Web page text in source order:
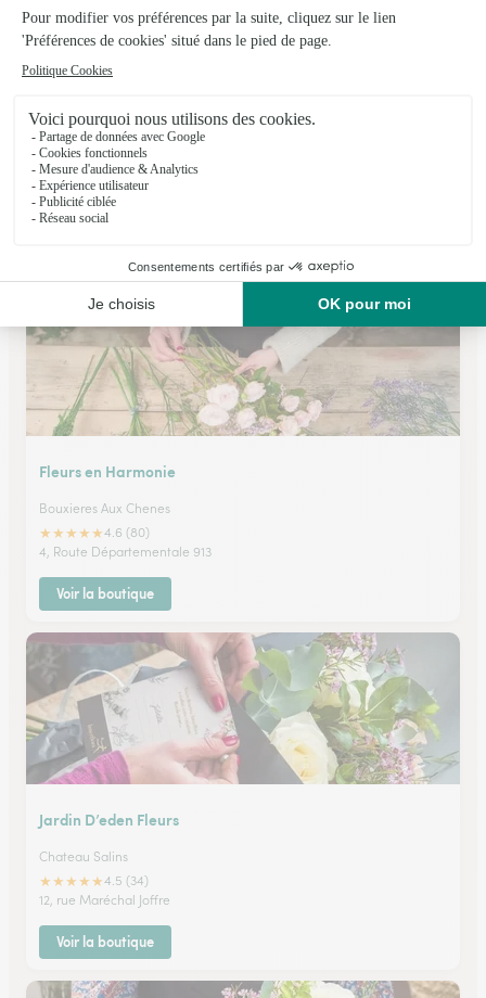
Chantefleurs
Courcelles Chaussy
★★★★★3.8 (23)
7, avenue Charles de Gaulle
Fleurs en Harmonie
Bouxieres Aux Chenes
★★★★★4.6 (80)
4, Route Départementale 913
Voir la boutique
Jardin D’eden Fleurs
Chateau Salins
★★★★★4.5 (34)
12, rue Maréchal Joffre
Voir la boutique